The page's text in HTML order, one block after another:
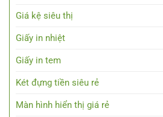
Giá kệ siêu thị
Giấy in nhiệt
Giấy in tem
Két đựng tiền siêu rẻ
Màn hình hiển thị giá rẻ